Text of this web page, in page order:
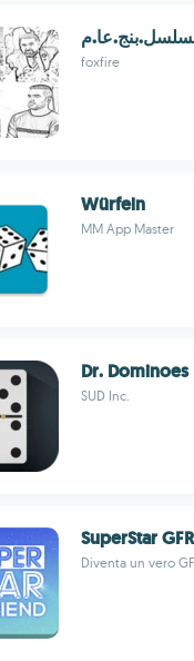
foxfire
Würfeln
MM App Master
Dr. Dominoes
SUD Inc.
SuperStar
Diventa un vero